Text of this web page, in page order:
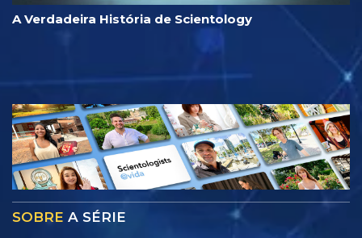
A Verdadeira História de Scientology
SOBRE A SÉRIE